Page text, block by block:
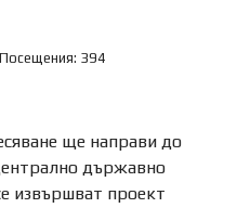
Посещения: 394
ще направи до
държавно
извършват проект